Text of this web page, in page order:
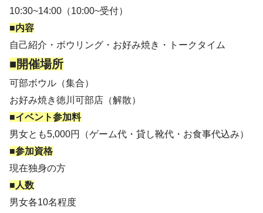
10:30~14:00（10:00~受付）
■内容
自己紹介・ボウリング・お好み焼き・トークタイム
■開催場所
可部ボウル（集合）
お好み焼き徳川可部店（解散）
■イベント参加料
男女とも5,000円（ゲーム代・貸し靴代・お食事代込み）
■参加資格
現在独身の方
■人数
男女各10名程度